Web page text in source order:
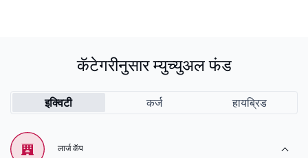
कॅटेगरीनुसार म्युच्युअल फंड
इक्विटी कर्ज हायब्रिड
लार्ज कॅप